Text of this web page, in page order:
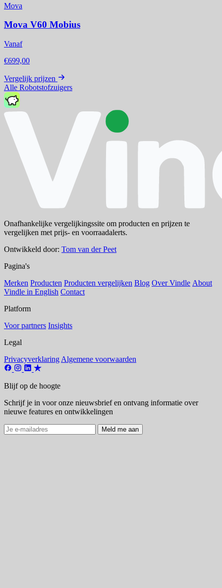
Mova
Mova V60 Mobius
Vanaf
€699,00
Vergelijk prijzen
Alle Robotstofzuigers
Onafhankelijke vergelijkingssite om producten en prijzen te
vergelijken met prijs- en voorraadalerts.
Ontwikkeld door: Tom van der Peet
Pagina's
Merken Producten Producten vergelijken Blog Over Vindle About
Vindle in English Contact
Platform
Voor partners Insights
Legal
Privacyverklaring Algemene voorwaarden
Blijf op de hoogte
Schrijf je in voor onze nieuwsbrief en ontvang informatie over
nieuwe features en ontwikkelingen
Meld me aan